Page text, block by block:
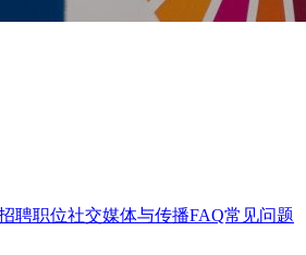
聘职位社交媒体与传播FAQ常见问题